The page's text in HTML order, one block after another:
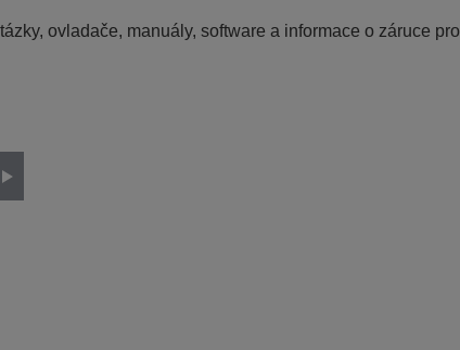
ovladače, manuály, software a informace o záruce pro